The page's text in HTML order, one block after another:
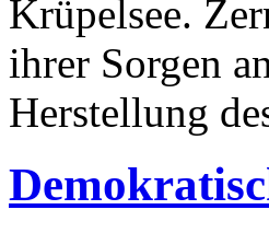
Krüpelsee.
ihrer Sorgen
Herstellung